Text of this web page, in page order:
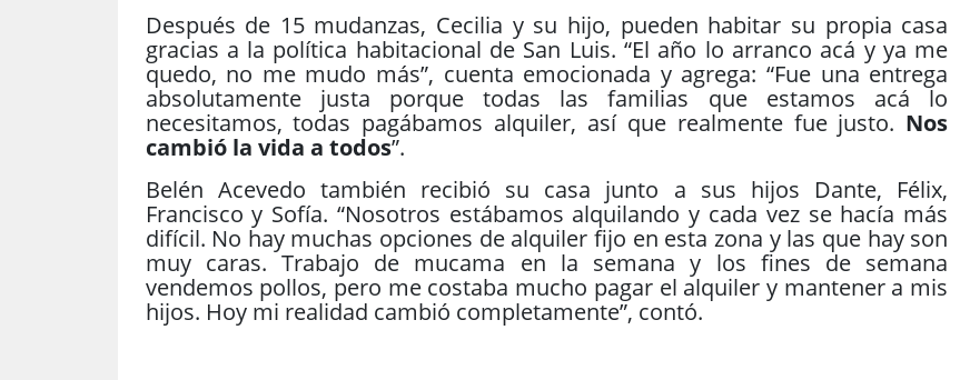
Después de 15 mudanzas, Cecilia y su hijo, pueden habitar su propia casa
gracias a la política habitacional de San Luis. “El año lo arranco acá y ya me
quedo, no me mudo más”, cuenta emocionada y agrega: “Fue una entrega
absolutamente justa porque todas las familias que estamos acá lo
necesitamos, todas pagábamos alquiler, así que realmente fue justo. Nos
cambió la vida a todos”.
Belén Acevedo también recibió su casa junto a sus hijos Dante, Félix,
Francisco y Sofía. “Nosotros estábamos alquilando y cada vez se hacía más
difícil. No hay muchas opciones de alquiler fijo en esta zona y las que hay son
muy caras. Trabajo de mucama en la semana y los fines de semana
vendemos pollos, pero me costaba mucho pagar el alquiler y mantener a mis
hijos. Hoy mi realidad cambió completamente”, contó.